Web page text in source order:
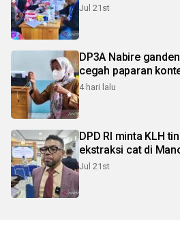
Jul 21st
DP3A Nabire
cegah paparan
4 hari lalu
DPD RI minta KLH
ekstraksi cat di
Jul 21st